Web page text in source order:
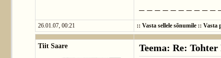
26.01.07, 00:21 :: Vasta sellele sõnumile:: Vasta
Tiit Saare Teema: Re: Tohter